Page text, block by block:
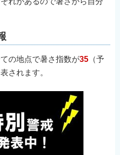
の地点で暑さ指数が35 （予
されます。